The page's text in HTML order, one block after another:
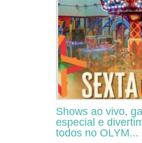
Shows ao vivo,
especial e
todos no OLYM...